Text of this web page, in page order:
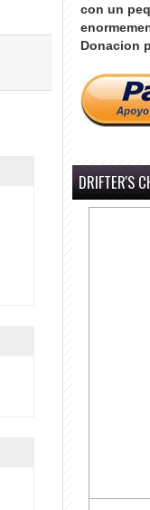
con un
Donacion
DRIFTER'S